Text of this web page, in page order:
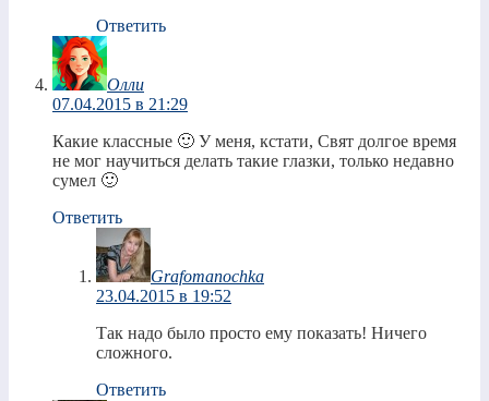
Ответить
Олли
07.04.2015 в 21:29
Какие классные 🙂 У меня, кстати, Свят долгое время
не мог научиться делать такие глазки, только недавно
сумел 🙂
Ответить
Grafomanochka
23.04.2015 в 19:52
Так надо было просто ему показать! Ничего
сложного.
Ответить